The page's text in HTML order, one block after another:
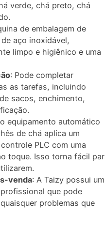
verde, chá preto, chá
de embalagem de
aço inoxidável,
limpo e higiênico e uma
: Pode completar
as tarefas, incluindo
sacos, enchimento,
equipamento automático
de chá aplica um
PLC com uma
toque. Isso torna fácil
venda: A Taizy possui
que pode
problemas que